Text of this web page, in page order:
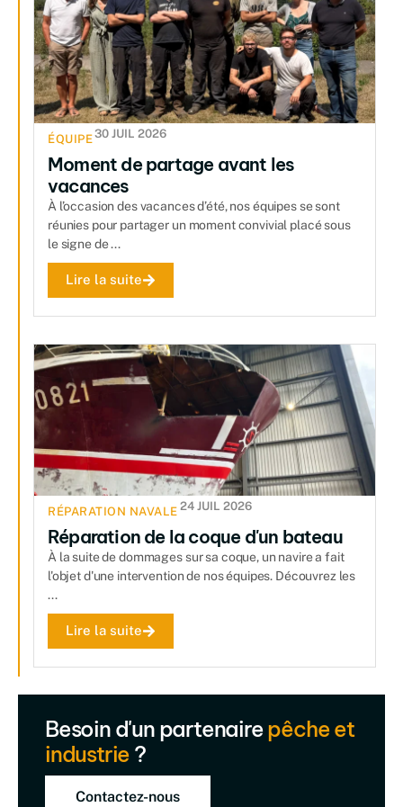
ÉQUIPE30 JUIL 2026
Moment de partage avant les
vacances
À l’occasion des vacances d’été, nos équipes se sont
réunies pour partager un moment convivial placé sous
le signe de ...
Lire la suite
RÉPARATION NAVALE 24 JUIL 2026
Réparation de la coque d'un bateau
À la suite de dommages sur sa coque, un navire a fait
l'objet d'une intervention de nos équipes. Découvrez les
...
Lire la suite
Besoin d'un partenairepêche et
industrie ?
Contactez-nous